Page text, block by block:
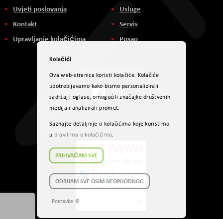
Uvjeti poslovanja
Kontakt
Upravljanje kolačićima
Usluge
Servis
Posao
Društvene mreže
Načini plaćanja
Kolačići
Ova web-stranica koristi kolačiće. Kolačiće
upotrebljavamo kako bismo personalizirali
sadržaj i oglase, omogućili značajke društvenih
medija i analizirali promet.
Saznajte detaljnije o kolačićima koje koristimo
u pravilima o kolačićima.
PRIHVAĆAM SVE
ODBIJAM SVE OSIM NEOPHODNOG
Postavke ☸